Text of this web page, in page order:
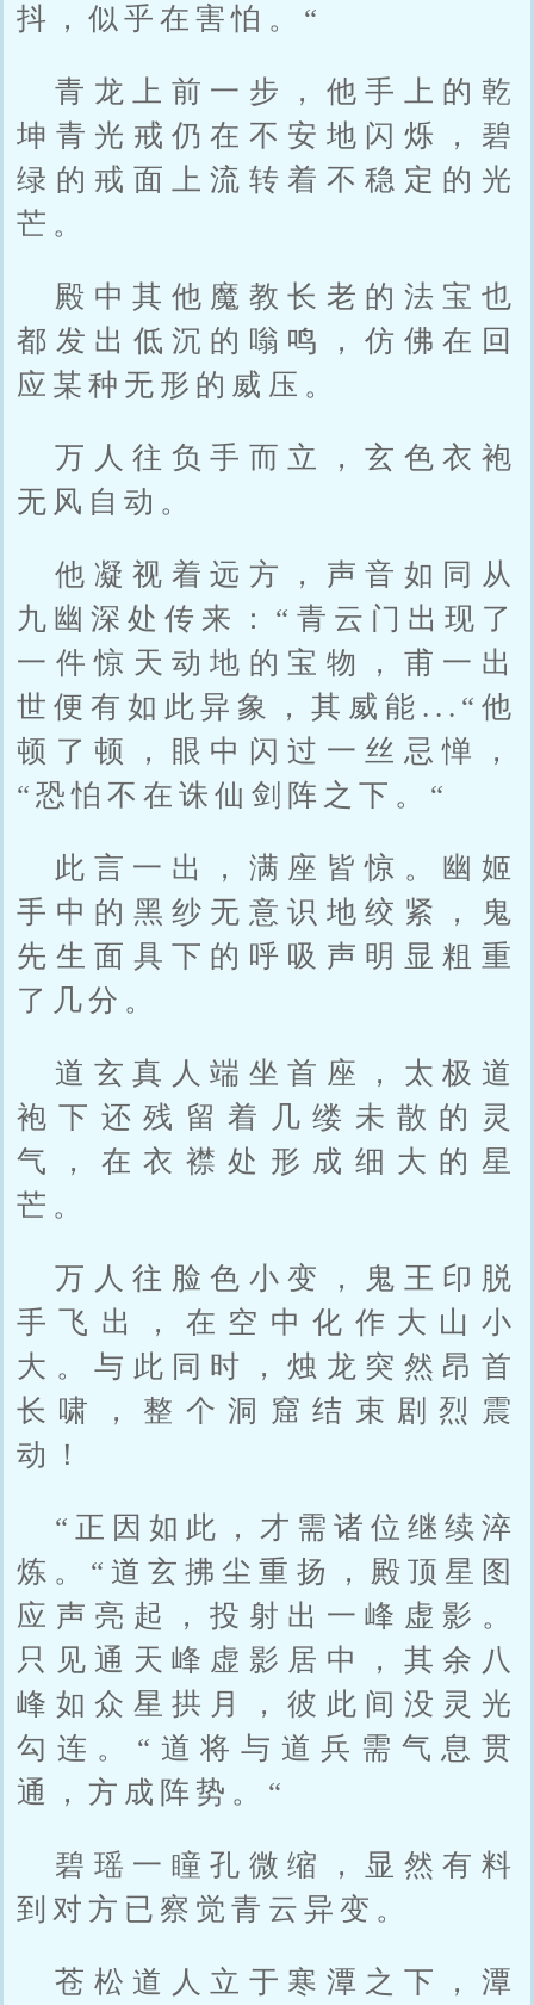
抖，似乎在害怕。“
青龙上前一步，他手上的乾
坤青光戒仍在不安地闪烁，碧
绿的戒面上流转着不稳定的光
芒。
殿中其他魔教长老的法宝也
都发出低沉的嗡鸣，仿佛在回
应某种无形的威压。
万人往负手而立，玄色衣袍
无风自动。
他凝视着远方，声音如同从
九幽深处传来：“青云门出现了
一件惊天动地的宝物，甫一出
世便有如此异象，其威能...“他
顿了顿，眼中闪过一丝忌惮，
“恐怕不在诛仙剑阵之下。“
此言一出，满座皆惊。幽姬
手中的黑纱无意识地绞紧，鬼
先生面具下的呼吸声明显粗重
了几分。
道玄真人端坐首座，太极道
袍下还残留着几缕未散的灵
气，在衣襟处形成细大的星
芒。
万人往脸色小变，鬼王印脱
手飞出，在空中化作大山小
大。与此同时，烛龙突然昂首
长啸，整个洞窟结束剧烈震
动！
“正因如此，才需诸位继续淬
炼。“道玄拂尘重扬，殿顶星图
应声亮起，投射出一峰虚影。
只见通天峰虚影居中，其余八
峰如众星拱月，彼此间没灵光
勾连。“道将与道兵需气息贯
通，方成阵势。“
碧瑶一瞳孔微缩，显然有料
到对方已察觉青云异变。
苍松道人立于寒潭之下，潭